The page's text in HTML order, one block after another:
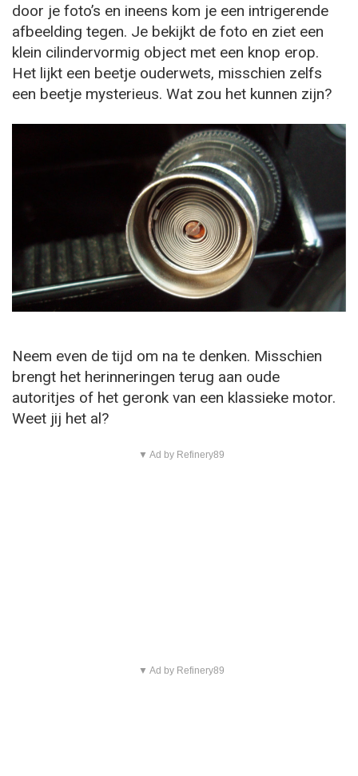
door je foto’s en ineens kom je een intrigerende
afbeelding tegen. Je bekijkt de foto en ziet een
klein cilindervormig object met een knop erop.
Het lijkt een beetje ouderwets, misschien zelfs
een beetje mysterieus. Wat zou het kunnen zijn?
Neem even de tijd om na te denken. Misschien
brengt het herinneringen terug aan oude
autoritjes of het geronk van een klassieke motor.
Weet jij het al?
▼ Ad by Refinery89
▼ Ad by Refinery89